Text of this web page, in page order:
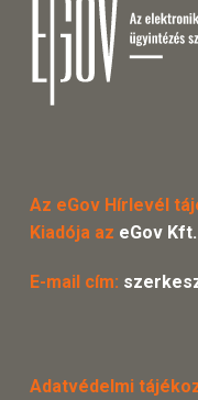
Az eGov Hírlevél
Kiadója az eGov Kft.
E-mail cím:
Adatvédelmi